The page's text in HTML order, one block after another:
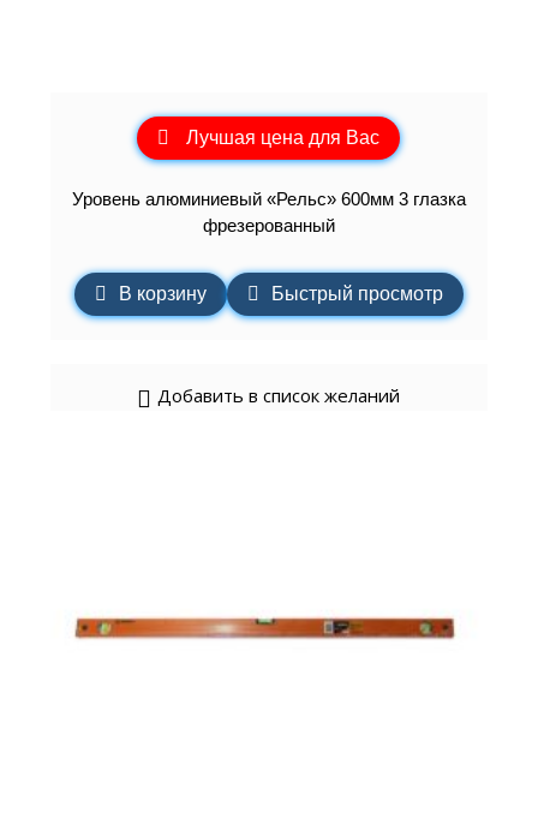
Лучшая цена для Вас
Уровень алюминиевый «Рельс» 600мм 3 глазка
фрезерованный
В корзину Быстрый просмотр
Добавить в список желаний